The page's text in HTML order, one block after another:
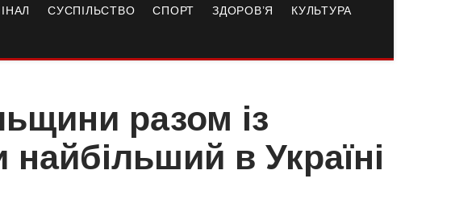
СУСПІЛЬСТВО СПОРТ ЗДОРОВ’Я КУЛЬТУРА
разом із
в Україні